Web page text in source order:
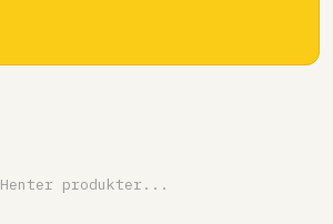
Henter produkter...